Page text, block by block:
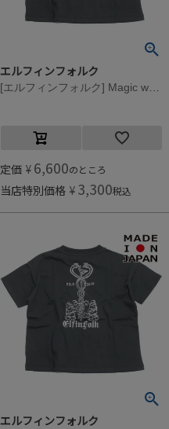
エルフィンフォルク
定価 ¥ 6,600のところ
当店特別価格 ¥ 3,300税込
エルフィンフォルク